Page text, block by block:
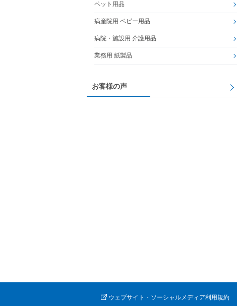
ペット用品
病産院用 ベビー用品
病院・施設用 介護用品
業務用 紙製品
お客様の声
ウェブサイト・ソーシャルメディア利用規約